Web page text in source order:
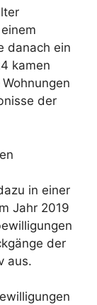
danach ein
kamen
der
in einer
Jahr 2019
der
aus.